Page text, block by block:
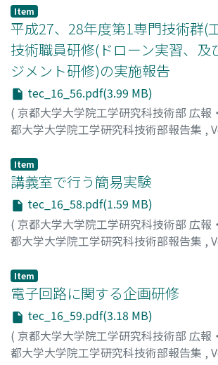
有馬, 博人
Item
平成27、28年度第1専門技術群(
技術職員研修(ドローン実習、及
ジメント研修)の実施報告
tec_16_56.pdf(3.99 MB)
( 京都大学大学院工学研究科技術部 広報
都大学大学院工学研究科技術部報告集 ,
西崎, 修司
ザキ, シュウジ;タダ, コウヘイ
Item
講義室で行う簡易実験
tec_16_58.pdf(1.59 MB)
( 京都大学大学院工学研究科技術部 広報
都大学大学院工学研究科技術部報告集 ,
野村, 昌弘
Item
電子回路に関する企画研修
tec_16_59.pdf(3.18 MB)
( 京都大学大学院工学研究科技術部 広報
都大学大学院工学研究科技術部報告集 ,